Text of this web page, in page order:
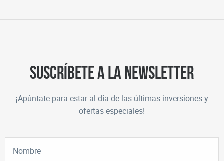
Suscríbete a la newsletter
¡Apúntate para estar al día de las últimas inversiones y
ofertas especiales!